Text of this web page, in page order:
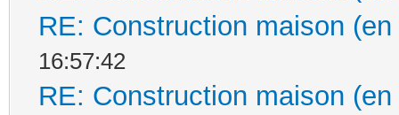
RE: Construction maison
16:57:42
RE: Construction maison